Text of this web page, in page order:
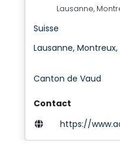
Lausanne,
Suisse
Lausanne, Montreux,
Canton de Vaud
Contact
https://